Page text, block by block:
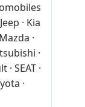
· Kia
·
·
SEAT ·
·